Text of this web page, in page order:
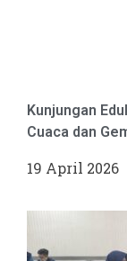
Kunjungan
Cuaca dan
19 April 2026